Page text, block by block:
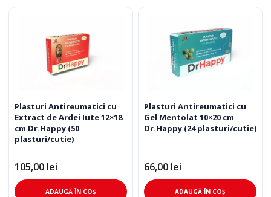
Plasturi Antireumatici cu
Extract de Ardei Iute 12×18
cm Dr.Happy (50
plasturi/cutie)
105,00 lei
ADAUGĂ ÎN COȘ
Plasturi Antireumatici cu
Gel Mentolat 10×20 cm
Dr.Happy (24 plasturi/cutie)
66,00 lei
ADAUGĂ ÎN COȘ